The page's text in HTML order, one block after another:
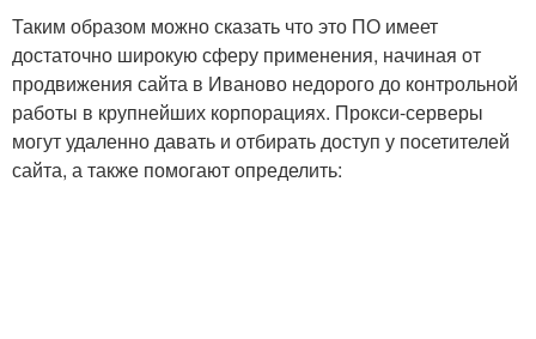
Таким образом можно сказать что это ПО имеет
достаточно широкую сферу применения, начиная от
продвижения сайта в Иваново недорого до контрольной
работы в крупнейших корпорациях. Прокси-серверы
могут удаленно давать и отбирать доступ у посетителей
сайта, а также помогают определить: